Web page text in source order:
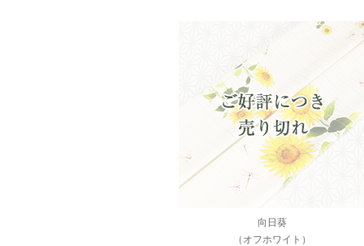
向日葵
（オフホワイト）